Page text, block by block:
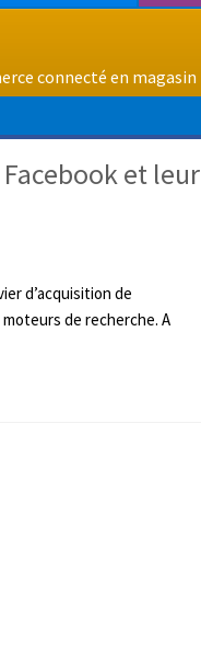
connecté en magasin
Facebook et leur
d’acquisition de
de recherche. A